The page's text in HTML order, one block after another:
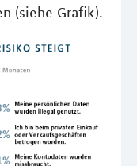
(siehe Grafik).